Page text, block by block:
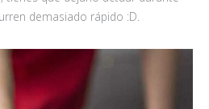
demasiado rápido :D.